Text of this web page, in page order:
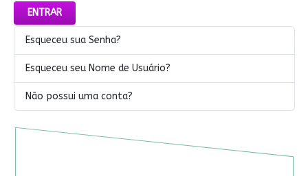
ENTRAR
Esqueceu sua Senha?
Esqueceu seu Nome de Usuário?
Não possui uma conta?